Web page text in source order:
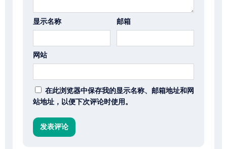
显示名称 邮箱
网站
在此浏览器中保存我的显示名称、邮箱地址和网
站地址，以便下次评论时使用。